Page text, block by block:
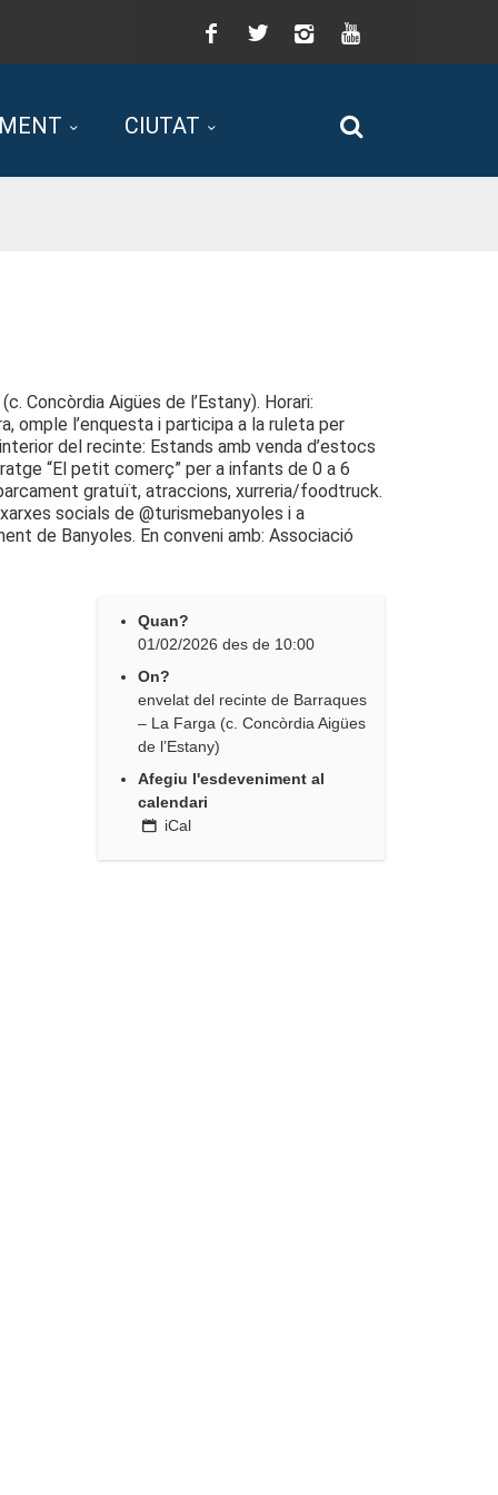
Facebook
Twitter Instagram
CIUTAT
Concòrdia Aigües de l’Estany). Horari:
omple l’enquesta i participa a la ruleta per
del recinte: Estands amb venda d’estocs
“El petit comerç” per a infants de 0 a 6
gratuït, atraccions, xurreria/foodtruck.
socials de @turismebanyoles i a
de Banyoles. En conveni amb: Associació
Quan?
01/02/2026 des de 10:00
On?
envelat del recinte de Barraques
– La Farga (c. Concòrdia Aigües
de l’Estany)
Afegiu l'esdeveniment al
calendari
iCal